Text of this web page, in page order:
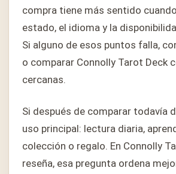
compra tiene más sentido
estado, el idioma y la
Si alguno de esos puntos falla,
o comparar Connolly Tarot Deck
cercanas.
Si después de comparar todavía
uso principal: lectura diaria,
colección o regalo. En Connolly
reseña, esa pregunta ordena